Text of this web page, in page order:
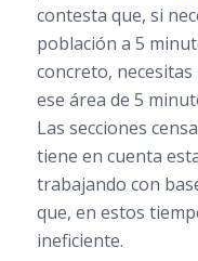
contesta que, si
población a 5
concreto,
ese área de 5
Las secciones
tiene en cuenta
trabajando con
que, en estos
ineficiente.